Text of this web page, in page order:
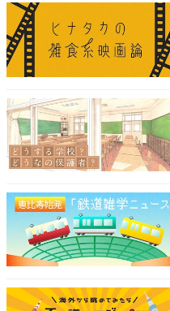
A post shared by
SSERAFIMのサクラさん
は、日本でのHKT48、そ
ワン）を経て、アイドル
のメンバーを引っ張って
も絶賛の声が寄せられて
来ない。これからも期待